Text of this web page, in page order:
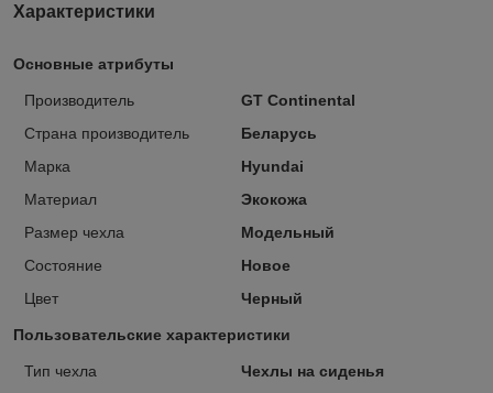
Характеристики
Основные атрибуты
Производитель
GT Continental
Страна производитель
Беларусь
Марка
Hyundai
Материал
Экокожа
Размер чехла
Модельный
Состояние
Новое
Цвет
Черный
Пользовательские характеристики
Тип чехла
Чехлы на сиденья